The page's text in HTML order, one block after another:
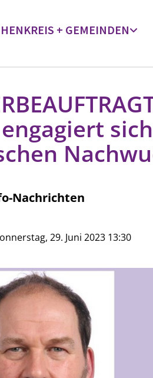
+ GEMEINDEN
engagiert
Nachrichten
29. Juni 2023 13:30